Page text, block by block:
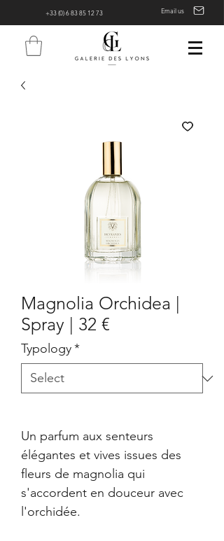
+33 (0) 6 83 85 12 73 Email us
Magnolia Orchidea |
Spray | 32 €
Typology*
Un parfum aux senteurs
élégantes et vives issues des
fleurs de magnolia qui
s'accordent en douceur avec
l'orchidée.